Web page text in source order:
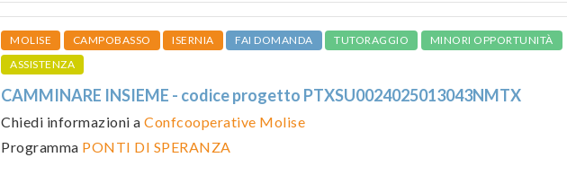
MOLISE CAMPOBASSO ISERNIA FAI DOMANDA TUTORAGGIO
MINORI OPPORTUNITÀ
ASSISTENZA
CAMMINARE INSIEME - codice progetto PTXSU0024025013043NMTX
Chiedi informazioni a Confcooperative Molise
Programma PONTI DI SPERANZA